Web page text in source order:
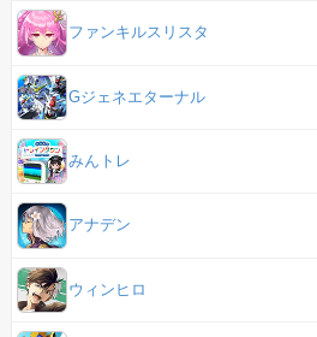
ファンキルスリスタ
Gジェネエターナル
みんトレ
アナデン
ウィンヒロ